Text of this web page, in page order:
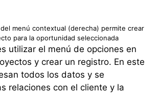
menú contextual (derecha) permite crear
para la oportunidad seleccionada
utilizar el menú de opciones en
y crear un registro. En este
todos los datos y se
relaciones con el cliente y la